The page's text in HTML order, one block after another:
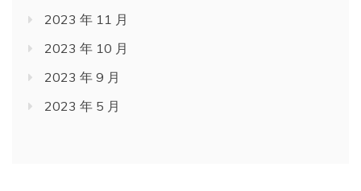
2023 年 11 月
2023 年 10 月
2023 年 9 月
2023 年 5 月